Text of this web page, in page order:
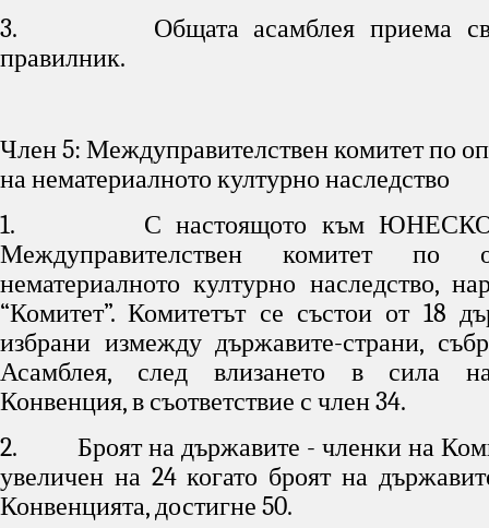
3. Общата асамблея приема
правилник.
Член 5: Междуправителствен комитет по
на нематериалното културно наследство
1. С настоящото към ЮНЕСКО
Междуправителствен комитет по
нематериалното културно наследство,
“Комитет”. Комитетът се състои от 18
избрани измежду държавите-страни,
Асамблея, след влизането в сила
Конвенция, в съответствие с член 34.
2. Броят на държавите - членки на
увеличен на 24 когато броят на
Конвенцията, достигне 50.